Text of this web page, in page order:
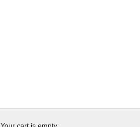
Your cart is empty